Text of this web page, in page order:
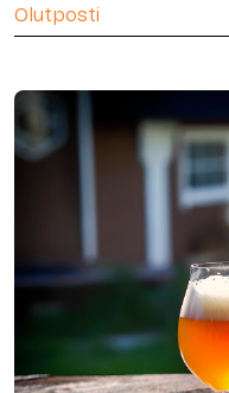
Olutposti